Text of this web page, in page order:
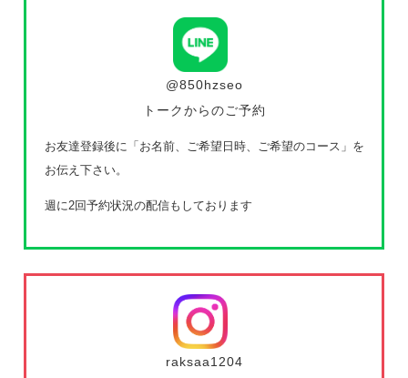
@850hzseo
トークからのご予約
お友達登録後に「お名前、ご希望日時、ご希望のコース」を
お伝え下さい。
週に2回予約状況の配信もしております
raksaa1204